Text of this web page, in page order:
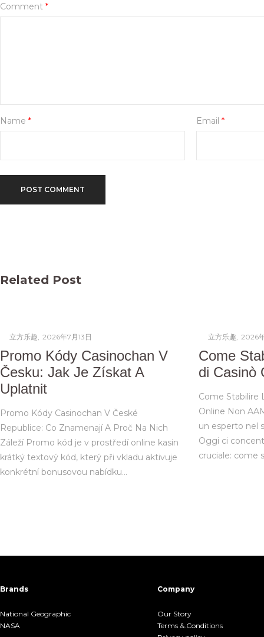
Comment *
Name * Email*
Related Post
立方乐趣 Posted
2026年7月13日
Promo Kódy Casinochan V
Česku: Jak Je Získat A
Uplatnit
Promo Kódy Casinochan V České
Republice: Co Znamenají A Proč Na Nich
Záleží Promo kód je v prostředí online kasin
krátký textový kód, který při vkladu aktivuje
konkrétní bonusovou nabídku…
立方乐趣 Posted
2026
Come
di Casinò
Come Stabilire
Online Non
un esperto nel
Oggi ci
cruciale: come
Brands
National Geographic
NASA
Company
Our Story
Terms &.Conditions